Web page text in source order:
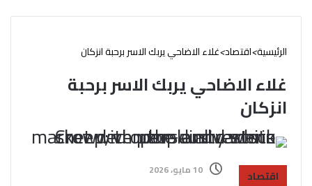
الرئيسية>اقتصاد>غلاء الاضاحي يربك الاسر برحبة انزكان
غلاء الاضاحي يربك الاسر برحبة
انزكان
اقتصاد 10 مايو، 2026